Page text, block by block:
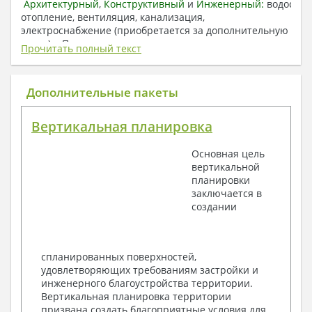
Архитектурный, Конструктивный и Инженерный:
отопление, вентиляция, канализация,
электроснабжение (приобретается за дополнительную
плату) + Пояснительная записка.
1. Архитектурный раздел:
Общие данные по проекту
План координационных осей
Поэтажные маркировочные планы с
Разрезы и состав конструкций
Фасады с ведомостью внешних отделок
Элементы проемов – спецификация
Ведомость перемычек – сечения и
Архитектурные узлы в конструкциях
2. Конструктивный раздел:
Общие данные по проекту
Прочитать полный текст
Дополнительные пакеты
Вертикальная планировка
Основная цель
вертикальной
планировки
заключается в
создании
спланированных поверхностей,
удовлетворяющих требованиям застройки и
инженерного благоустройства территории.
Вертикальная планировка территории